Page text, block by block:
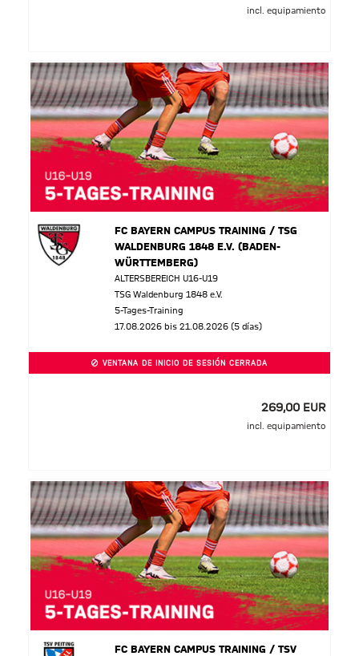
incl. equipamiento
FC BAYERN CAMPUS TRAINING / TSG
WALDENBURG 1848 E.V. (BADEN-
WÜRTTEMBERG)
ALTERSBEREICH U16-U19
TSG Waldenburg 1848 e.V.
5-Tages-Training
17.08.2026 bis 21.08.2026 (5 días)
VENTANA DE INICIO DE SESIÓN CERRADA
269,00 EUR
incl. equipamiento
FC BAYERN CAMPUS TRAINING / TSV